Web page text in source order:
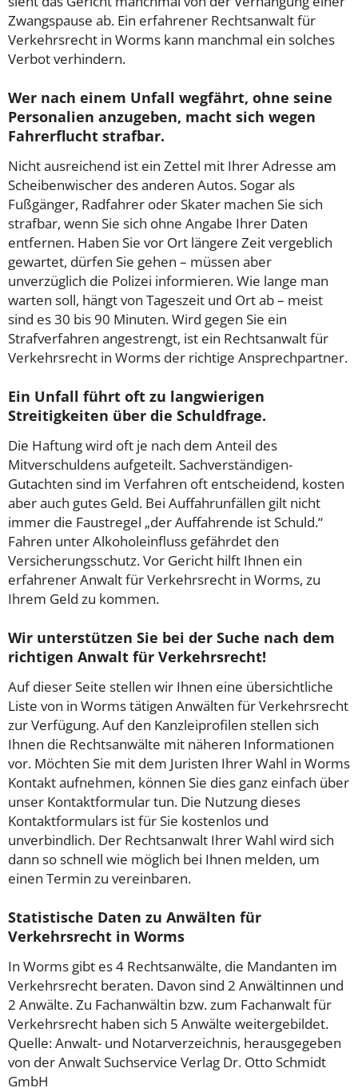
Zwangspause ab. Ein erfahrener Rechtsanwalt für
Verkehrsrecht in Worms kann manchmal ein solches
Verbot verhindern.
Wer nach einem Unfall wegfährt, ohne seine
Personalien anzugeben, macht sich wegen
Fahrerflucht strafbar.
Nicht ausreichend ist ein Zettel mit Ihrer Adresse am
Scheibenwischer des anderen Autos. Sogar als
Fußgänger, Radfahrer oder Skater machen Sie sich
strafbar, wenn Sie sich ohne Angabe Ihrer Daten
entfernen. Haben Sie vor Ort längere Zeit vergeblich
gewartet, dürfen Sie gehen – müssen aber
unverzüglich die Polizei informieren. Wie lange man
warten soll, hängt von Tageszeit und Ort ab – meist
sind es 30 bis 90 Minuten. Wird gegen Sie ein
Strafverfahren angestrengt, ist ein Rechtsanwalt für
Verkehrsrecht in Worms der richtige Ansprechpartner.
Ein Unfall führt oft zu langwierigen
Streitigkeiten über die Schuldfrage.
Die Haftung wird oft je nach dem Anteil des
Mitverschuldens aufgeteilt. Sachverständigen-
Gutachten sind im Verfahren oft entscheidend, kosten
aber auch gutes Geld. Bei Auffahrunfällen gilt nicht
immer die Faustregel „der Auffahrende ist Schuld.“
Fahren unter Alkoholeinfluss gefährdet den
Versicherungsschutz. Vor Gericht hilft Ihnen ein
erfahrener Anwalt für Verkehrsrecht in Worms, zu
Ihrem Geld zu kommen.
Wir unterstützen Sie bei der Suche nach dem
richtigen Anwalt für Verkehrsrecht!
Auf dieser Seite stellen wir Ihnen eine übersichtliche
Liste von in Worms tätigen Anwälten für Verkehrsrecht
zur Verfügung. Auf den Kanzleiprofilen stellen sich
Ihnen die Rechtsanwälte mit näheren Informationen
vor. Möchten Sie mit dem Juristen Ihrer Wahl in Worms
Kontakt aufnehmen, können Sie dies ganz einfach über
unser Kontaktformular tun. Die Nutzung dieses
Kontaktformulars ist für Sie kostenlos und
unverbindlich. Der Rechtsanwalt Ihrer Wahl wird sich
dann so schnell wie möglich bei Ihnen melden, um
einen Termin zu vereinbaren.
Statistische Daten zu Anwälten für
Verkehrsrecht in Worms
In Worms gibt es 4 Rechtsanwälte, die Mandanten im
Verkehrsrecht beraten. Davon sind 2 Anwältinnen und
2 Anwälte. Zu Fachanwältin bzw. zum Fachanwalt für
Verkehrsrecht haben sich 5 Anwälte weitergebildet.
Quelle: Anwalt- und Notarverzeichnis, herausgegeben
von der Anwalt Suchservice Verlag Dr. Otto Schmidt
GmbH